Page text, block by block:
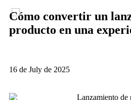
Cómo convertir un
producto en una
16 de July de 2025